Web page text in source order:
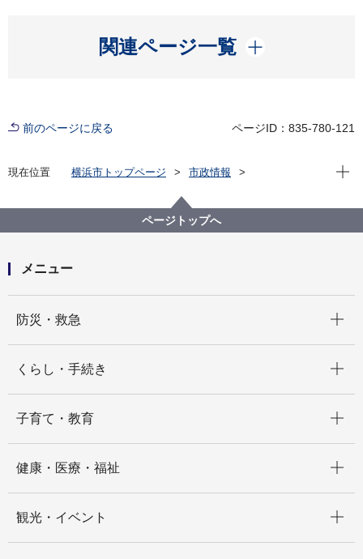
関連ページ一覧
開く
前のページに戻る ページID：835-780-121
現在位置 横浜市トップページ
市政情報
【記者発表】横浜スタジアムで東京2020大会を記録し
た銘板と大会の記念品を展示します！
現在
ページトップへ
メニュー
防災・救急
くらし・手続き
子育て・教育
健康・医療・福祉
観光・イベント